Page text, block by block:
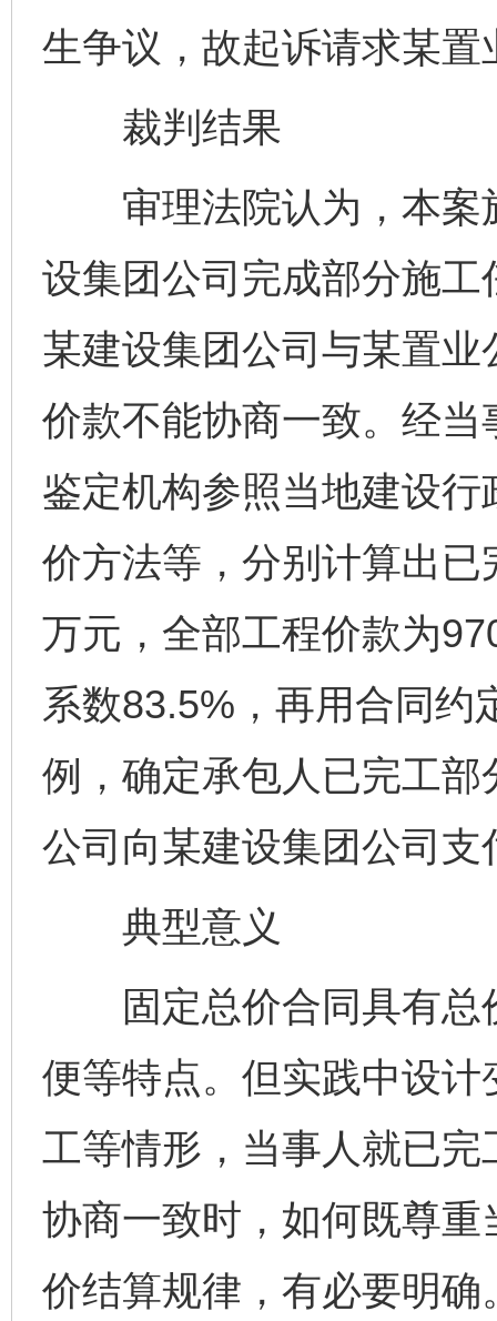
生争议，故起诉请求某
裁判结果
审理法院认为，本案
设集团公司完成部分施
某建设集团公司与某置
价款不能协商一致。经
鉴定机构参照当地建设
价方法等，分别计算出
万元，全部工程价款为
系数83.5%，再用合同约
例，确定承包人已完工
公司向某建设集团公司
典型意义
固定总价合同具有总
便等特点。但实践中设
工等情形，当事人就已
协商一致时，如何既尊
价结算规律，有必要明